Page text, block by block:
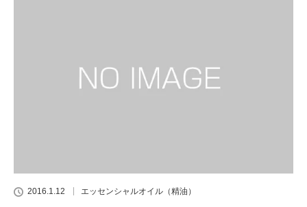
2016.1.12 エッセンシャルオイル（精油）